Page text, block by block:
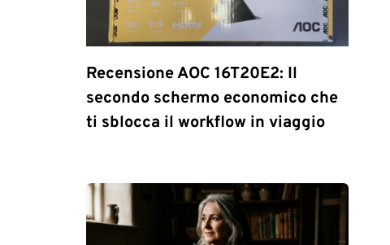
Recensione AOC 16T20E2: Il
secondo schermo economico che
ti sblocca il workflow in viaggio